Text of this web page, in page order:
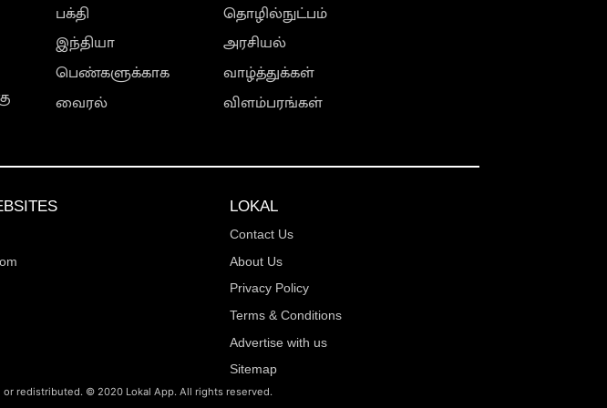
பக்தி
இந்தியா
பெண்களுக்காக
வைரல்
தொழில்நுட்பம்
அரசியல்
வாழ்த்துக்கள்
விளம்பரங்கள்
LOKAL
Contact Us
About Us
Privacy Policy
Terms & Conditions
Advertise with us
Sitemap
redistributed. © 2020 Lokal App. All rights reserved.